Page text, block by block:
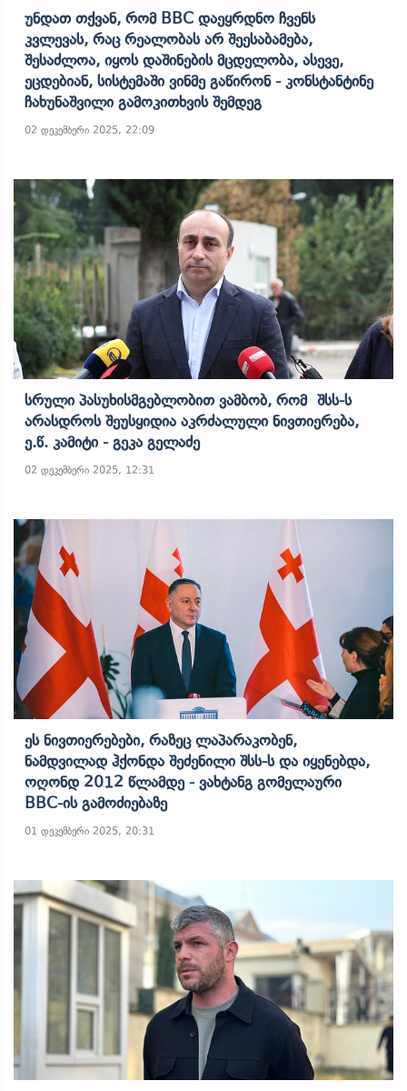
Უნდათ Თქვან, Რომ BBC Დაეყრდნო Ჩვენს
Კვლევას, Რაც Რეალობას Არ Შეესაბამება,
Შესაძლოა, Იყოს Დაშინების Მცდელობა, Ასევე,
Ეცდებიან, Სისტემაში Ვინმე Გაწირონ - Კონსტანტინე
Ჩახუნაშვილი Გამოკითხვის Შემდეგ
02 დეკემბერი 2025, 22:09
Სრული Პასუხისმგებლობით Ვამბობ, Რომ Შსს-Ს
Არასდროს Შეუსყიდია Აკრძალული Ნივთიერება,
Ე.წ. Კამიტი - Გეკა Გელაძე
02 დეკემბერი 2025, 12:31
Ეს Ნივთიერებები, Რაზეც Ლაპარაკობენ,
Ნამდვილად Ჰქონდა Შეძენილი Შსს-Ს Და Იყენებდა,
Ოღონდ 2012 Წლამდე - Ვახტანგ Გომელაური
BBC-Ის Გამოძიებაზე
01 დეკემბერი 2025, 20:31